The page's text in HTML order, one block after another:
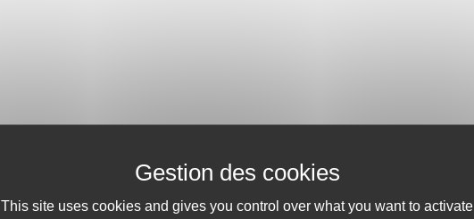
This site uses cookies and gives you control over what you want to activate